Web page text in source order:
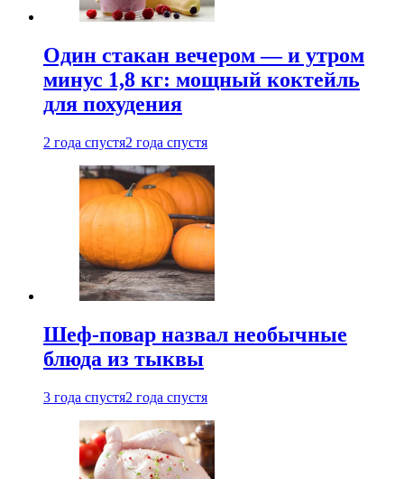
Один стакан вечером — и утром
минус 1,8 кг: мощный коктейль
для похудения
2 года спустя2 года спустя
Шеф-повар назвал необычные
блюда из тыквы
3 года спустя2 года спустя